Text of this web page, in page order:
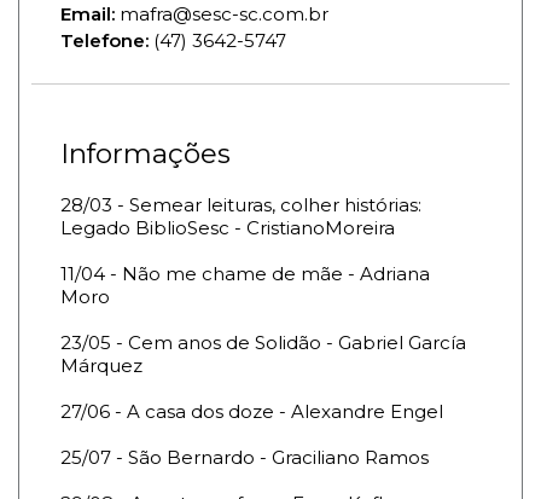
Email: mafra@sesc-sc.com.br
Telefone: (47) 3642-5747
Informações
28/03 - Semear leituras, colher histórias:
Legado BiblioSesc - CristianoMoreira
11/04 - Não me chame de mãe - Adriana
Moro
23/05 - Cem anos de Solidão - Gabriel García
Márquez
27/06 - A casa dos doze - Alexandre Engel
25/07 - São Bernardo - Graciliano Ramos